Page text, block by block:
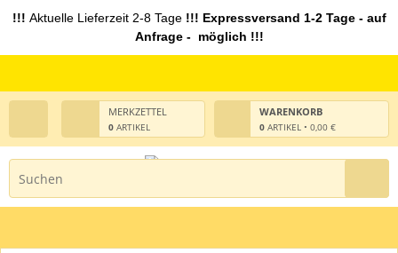
!!! Aktuelle Lieferzeit 2-8 Tage !!! Expressversand 1-2 Tage - auf
Anfrage - möglich !!!
WARENKORB
0 ARTIKEL • 0,00 €
MERKZETTEL
0 ARTIKEL